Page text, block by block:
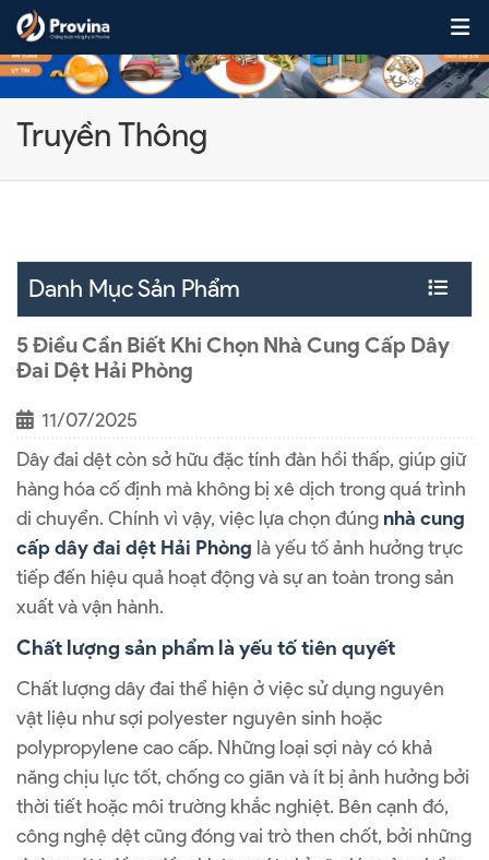
Skip to content
Truyền Thông
Danh Mục Sản Phẩm
5 Điều Cần Biết Khi Chọn Nhà Cung Cấp Dây
Đai Dệt Hải Phòng
11/07/2025
Dây đai dệt còn sở hữu đặc tính đàn hồi thấp, giúp giữ
hàng hóa cố định mà không bị xê dịch trong quá trình
di chuyển. Chính vì vậy, việc lựa chọn đúng nhà cung
cấp dây đai dệt Hải Phòng là yếu tố ảnh hưởng trực
tiếp đến hiệu quả hoạt động và sự an toàn trong sản
xuất và vận hành.
Chất lượng sản phẩm là yếu tố tiên quyết
Chất lượng dây đai thể hiện ở việc sử dụng nguyên
vật liệu như sợi polyester nguyên sinh hoặc
polypropylene cao cấp. Những loại sợi này có khả
năng chịu lực tốt, chống co giãn và ít bị ảnh hưởng bởi
thời tiết hoặc môi trường khắc nghiệt. Bên cạnh đó,
công nghệ dệt cũng đóng vai trò then chốt, bởi những